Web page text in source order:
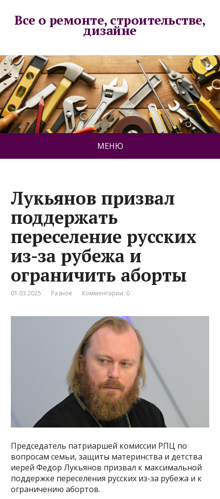
Все о ремонте, строительстве,
дизайне
МЕНЮ
Лукьянов призвал
поддержать
переселение русских
из-за рубежа и
ограничить аборты
01.03.2025 Разное Комментарии: 0
Председатель патриаршей комиссии РПЦ по
вопросам семьи, защиты материнства и детства
иерей Федор Лукьянов призвал к максимальной
поддержке переселения русских из-за рубежа и к
ограничению абортов.